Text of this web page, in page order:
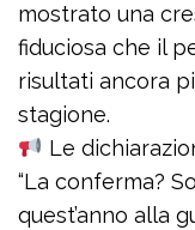
mostrato una
fiduciosa che il
risultati ancora
stagione.
Le
“La conferma?
quest’anno alla